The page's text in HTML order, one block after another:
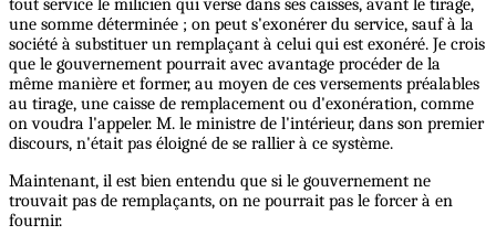
tout service le milicien qui verse dans ses caisses, avant le tirage,
une somme déterminée ; on peut s'exonérer du service, sauf à la
société à substituer un remplaçant à celui qui est exonéré. Je crois
que le gouvernement pourrait avec avantage procéder de la
même manière et former, au moyen de ces versements préalables
au tirage, une caisse de remplacement ou d'exonération, comme
on voudra l'appeler. M. le ministre de l'intérieur, dans son premier
discours, n'était pas éloigné de se rallier à ce système.
Maintenant, il est bien entendu que si le gouvernement ne
trouvait pas de remplaçants, on ne pourrait pas le forcer à en
fournir.